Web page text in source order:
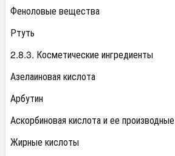
Феноловые вещества
Ртуть
2.8.3. Косметические ингредиенты
Азелаиновая кислота
Арбутин
Аскорбиновая кислота и ее производные
Жирные кислоты